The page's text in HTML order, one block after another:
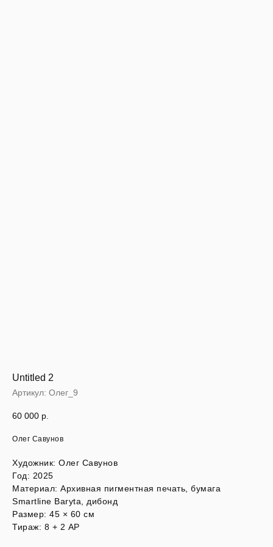
Untitled 2
Артикул: Олег_9
60 000 р.
Олег Савунов
Художник: Олег Савунов
Год: 2025
Материал: Архивная пигментная печать, бумага
Smartline Baryta, дибонд
Размер: 45 × 60 см
Тираж: 8 + 2 AP